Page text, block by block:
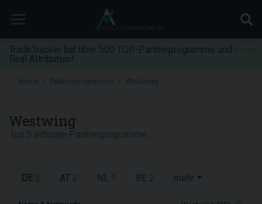
TradeTracker hat über 500 TOP-Partnerprogramme und
Real Attribution!
Home Partnerprogramme
Westwing
DE AT NL BE mehr